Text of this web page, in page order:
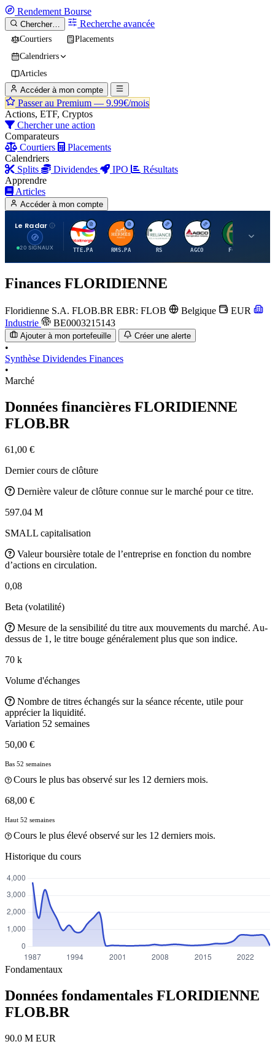
Rendement Bourse
Chercher… Recherche avancée
Courtiers
Placements
Calendriers
Articles
Accéder à mon compte
Passer au Premium — 9.99€/mois
Actions, ETF, Cryptos
Chercher une action
Comparateurs
Courtiers
Placements
Calendriers
Splits
Dividendes IPO
Résultats
Apprendre
Articles
Accéder à mon compte
Le Radar
20 SIGNAUX
T
TTE.PA
H
RMS.PA
R
RS
A
AGCO FCFS
Finances FLORIDIENNE
Floridienne S.A. FLOB.BR EBR: FLOB Belgique
EUR
Industrie
BE0003215143
Ajouter à mon portefeuille Créer une alerte
•
Synthèse Dividendes Finances
•
Marché
Données financières FLORIDIENNE
FLOB.BR
61,00 €
Dernier cours de clôture
Dernière valeur de clôture connue sur le marché pour ce titre.
597.04 M
SMALL capitalisation
Valeur boursière totale de l’entreprise en fonction du nombre
d’actions en circulation.
0,08
Beta (volatilité)
Mesure de la sensibilité du titre aux mouvements du marché. Au-
dessus de 1, le titre bouge généralement plus que son indice.
70 k
Volume d'échanges
Nombre de titres échangés sur la séance récente, utile pour
apprécier la liquidité.
Variation 52 semaines
50,00 €
Bas 52 semaines
Cours le plus bas observé sur les 12 derniers mois.
68,00 €
Haut 52 semaines
Cours le plus élevé observé sur les 12 derniers mois.
Historique du cours
Fondamentaux
Données fondamentales FLORIDIENNE
FLOB.BR
90.0 M EUR